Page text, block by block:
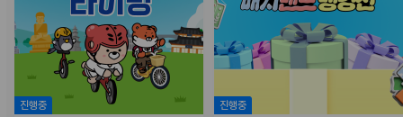
진행중 진행중